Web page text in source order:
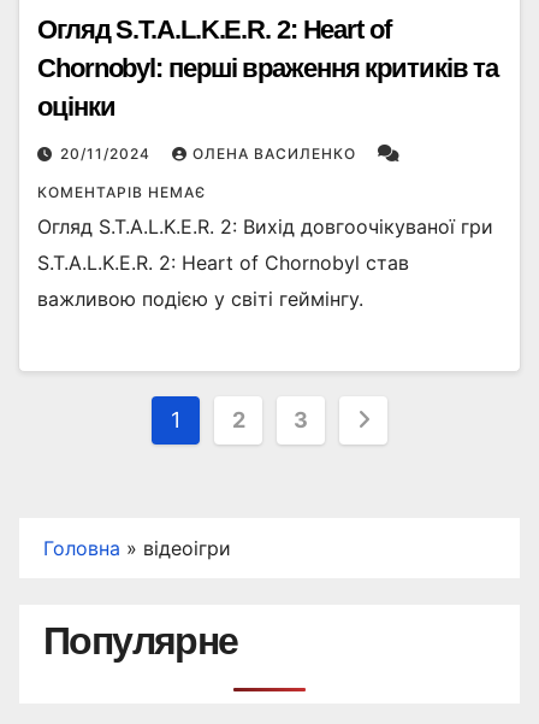
Огляд S.T.A.L.K.E.R. 2: Heart of
Chornobyl: перші враження критиків та
оцінки
20/11/2024 ОЛЕНА ВАСИЛЕНКО
КОМЕНТАРІВ НЕМАЄ
Огляд S.T.A.L.K.E.R. 2: Вихід довгоочікуваної гри
S.T.A.L.K.E.R. 2: Heart of Chornobyl став
важливою подією у світі геймінгу.
Пагінація
1 2 3
Головна » відеоігри
Популярне